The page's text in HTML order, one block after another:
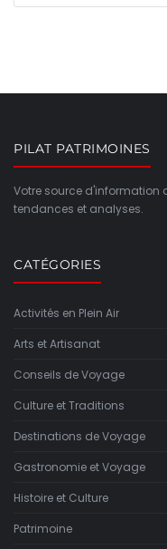
PILAT PATRIMOINES
Votre source d'information
tendances et analyses.
CATÉGORIES
Activités en Plein Air
Arts et Artisanat
Conseils de Voyage
Culture et Traditions
Destinations de Voyage
Gastronomie et Voyage
Histoire et Culture
Patrimoine